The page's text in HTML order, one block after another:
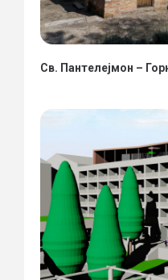
Св. Пантелејмон –